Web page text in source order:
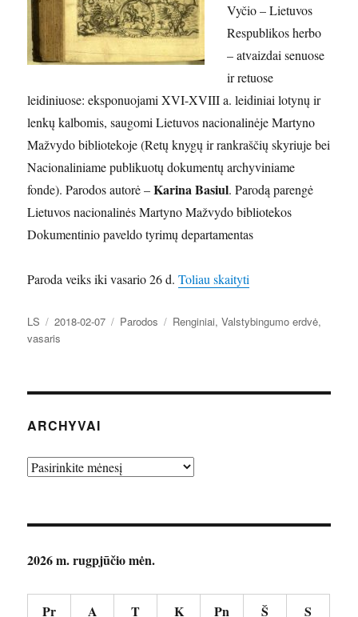
Vyčio – Lietuvos
Respublikos herbo
– atvaizdai senuose
ir retuose
leidiniuose: eksponuojami XVI-XVIII a. leidiniai lotynų ir
lenkų kalbomis, saugomi Lietuvos nacionalinėje Martyno
Mažvydo bibliotekoje (Retų knygų ir rankraščių skyriuje bei
Nacionaliniame publikuotų dokumentų archyviniame
fonde). Parodos autorė –Karina Basiul. Parodą parengė
Lietuvos nacionalinės Martyno Mažvydo bibliotekos
Dokumentinio paveldo tyrimų departamentas
Paroda veiks iki vasario 26 d.Toliau skaityti
Autorius
LS Paskelbta
2018-02-07 Kategorijos
Parodos Žymos
Renginiai,Valstybingumo erdvė,
vasaris
ARCHYVAI
Archyvai
2026 m. rugpjūčio mėn.
Pr A T K Pn Š S